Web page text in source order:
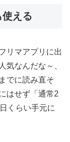
える
リマアプリに出
気なんだな～、
でに読み直そ
はせず「通常2
くらい手元に